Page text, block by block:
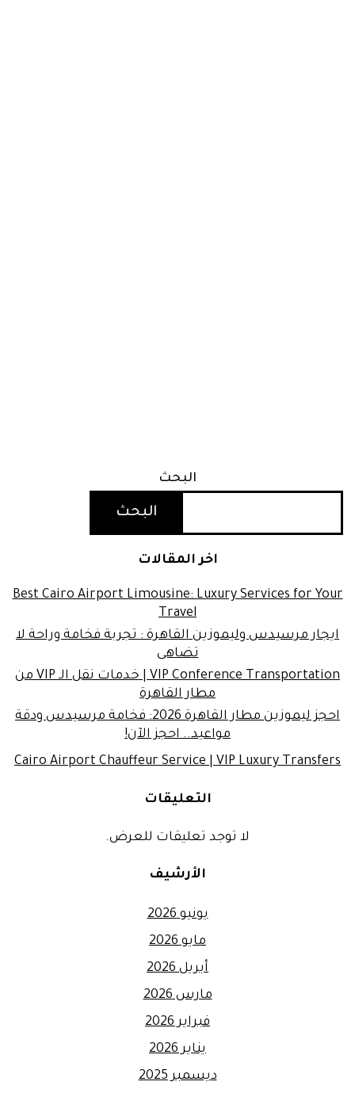
البحث
البحث
اخر المقالات
Best Cairo Airport Limousine: Luxury Services for Your
Travel
ايجار مرسيدس وليموزين القاهرة : تجربة فخامة وراحة لا
تضاهى
VIP Conference Transportation | خدمات نقل الـ VIP من
مطار القاهرة
احجز ليموزين مطار القاهرة 2026: فخامة مرسيدس ودقة
مواعيد.. احجز الآن!
Cairo Airport Chauffeur Service | VIP Luxury Transfers
التعليقات
لا توجد تعليقات للعرض.
الأرشيف
يونيو 2026
مايو 2026
أبريل 2026
مارس 2026
فبراير 2026
يناير 2026
ديسمبر 2025